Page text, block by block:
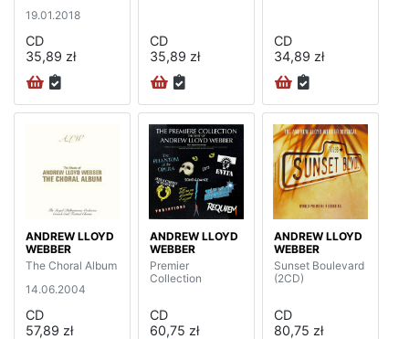
19.01.2018
CD
35,89 zł
CD
35,89 zł
CD
34,89 zł
ANDREW LLOYD
WEBBER
The Choral Album
14.06.2004
CD
57,89 zł
ANDREW LLOYD
WEBBER
Premier
Collection
CD
60,75 zł
ANDREW LLOYD
WEBBER
Sunset Boulevard
(2CD)
CD
80,75 zł